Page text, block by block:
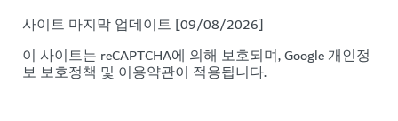
사이트 마지막 업데이트 [09/08/2026]
이 사이트는 reCAPTCHA에 의해 보호되며, Google개인정
보 보호정책 및 이용약관이 적용됩니다.